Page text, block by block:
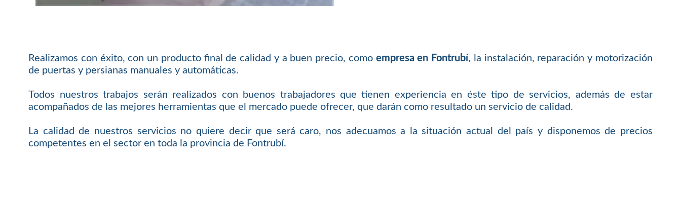
Realizamos con éxito, con un producto final de calidad y a buen precio, como empresa en Fontrubí, la instalación, reparación y motorización
de puertas y persianas manuales y automáticas.
Todos nuestros trabajos serán realizados con buenos trabajadores que tienen experiencia en éste tipo de servicios, además de estar
acompañados de las mejores herramientas que el mercado puede ofrecer, que darán como resultado un servicio de calidad.
La calidad de nuestros servicios no quiere decir que será caro, nos adecuamos a la situación actual del país y disponemos de precios
competentes en el sector en toda la provincia de Fontrubí.